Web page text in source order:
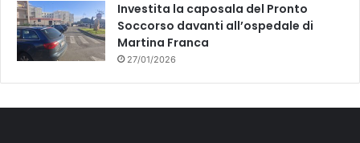
Investita la caposala del Pronto
Soccorso davanti all’ospedale di
Martina Franca
27/01/2026